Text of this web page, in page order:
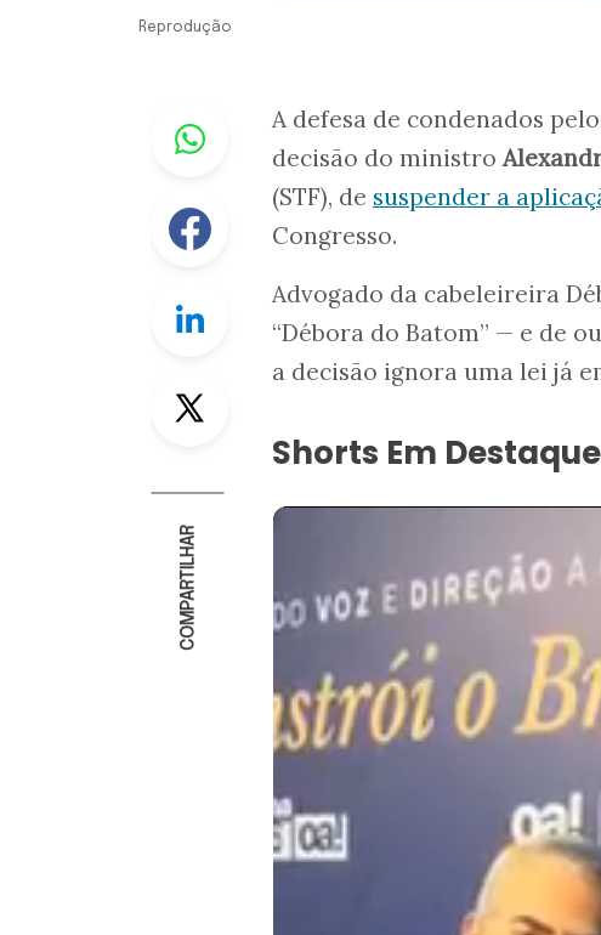
Reprodução
Whastapp
Facebook
Linkedin
Twitter
COMPARTILHAR
A defesa de condenados
decisão do ministro
(STF), de suspender a
Congresso.
Advogado da cabeleireira
“Débora do Batom” — e de
a decisão ignora uma lei já
Shorts Em Destaque